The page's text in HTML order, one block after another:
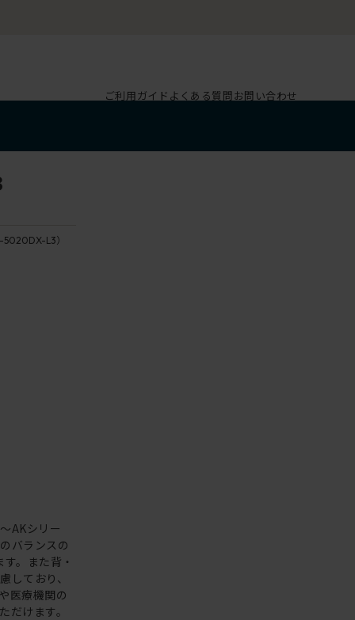
ご利用ガイド よくある質問お問い合わせ
5020DX-L3）
AKシリー
バランスの
。また背・
しており、
医療機関の
だけます。